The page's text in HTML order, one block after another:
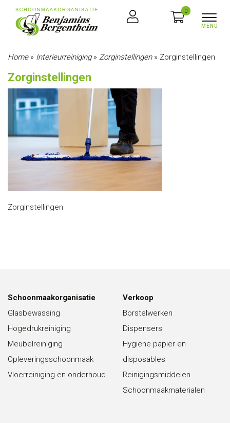
0
Home» Interieurreiniging» Zorginstellingen» Zorginstellingen
Zorginstellingen
Zorginstellingen
Schoonmaakorganisatie
Glasbewassing
Hogedrukreiniging
Meubelreiniging
Opleveringsschoonmaak
Vloerreiniging en onderhoud
Verkoop
Borstelwerken
Dispensers
Hygiëne papier en
disposables
Reinigingsmiddelen
Schoonmaakmaterialen